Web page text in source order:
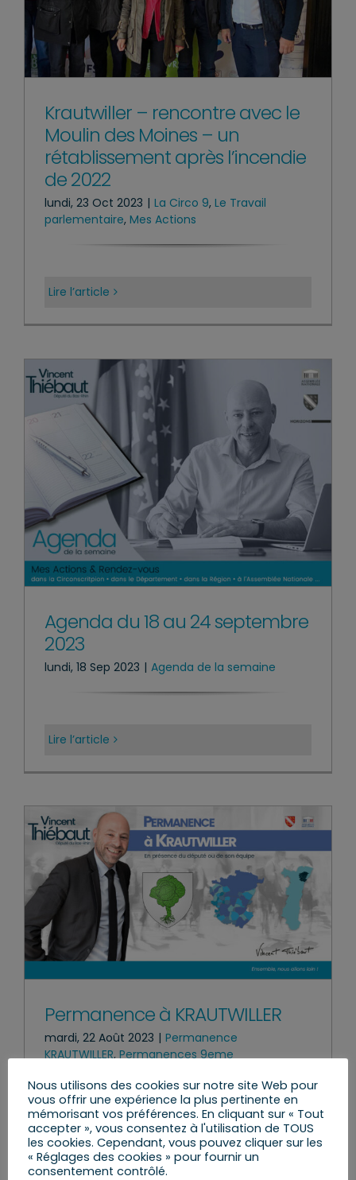
Krautwiller – rencontre avec le
Moulin des Moines – un
rétablissement après l’incendie
de 2022
lundi, 23 Oct 2023 | La Circo 9, Le Travail
parlementaire, Mes Actions
Lire l’article
Agenda du 18 au 24 septembre
2023
lundi, 18 Sep 2023 | Agenda de la semaine
Lire l’article
Permanence à KRAUTWILLER
mardi, 22 Août 2023 | Permanence
KRAUTWILLER, Permanences 9eme
Lire l’article
Nous utilisons des cookies sur notre site Web pour
vous offrir une expérience la plus pertinente en
mémorisant vos préférences. En cliquant sur « Tout
accepter », vous consentez à l'utilisation de TOUS
les cookies. Cependant, vous pouvez cliquer sur les
« Réglages des cookies » pour fournir un
consentement contrôlé.